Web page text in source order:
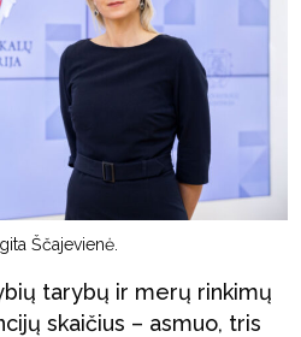
Ščajevienė.
tarybų ir merų rinkimų
skaičius – asmuo, tris